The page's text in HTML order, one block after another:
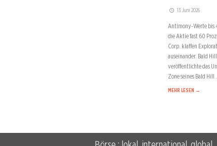
13. Juni 2026
Antimony-Werte bis
die Aktie fast 60
Corp. klaffen
auseinander. Bald
veröffentlichte das
Zone seines Bald Hill
MEHR LESEN →